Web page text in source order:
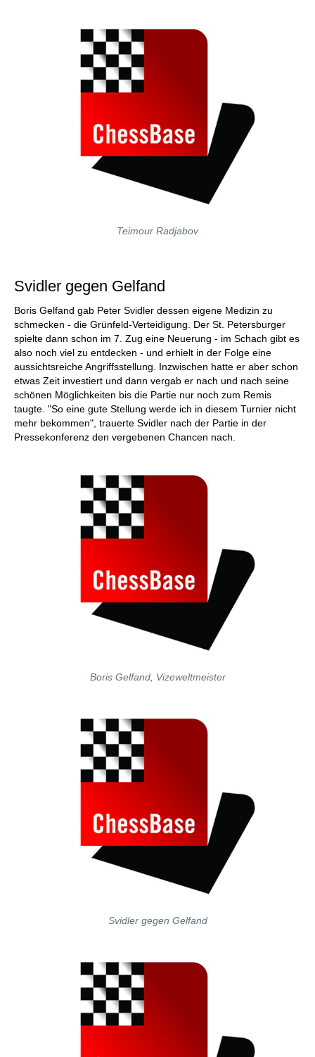
Teimour Radjabov
Svidler gegen Gelfand
Boris Gelfand gab Peter Svidler dessen eigene Medizin zu
schmecken - die Grünfeld-Verteidigung. Der St. Petersburger
spielte dann schon im 7. Zug eine Neuerung - im Schach gibt es
also noch viel zu entdecken - und erhielt in der Folge eine
aussichtsreiche Angriffsstellung. Inzwischen hatte er aber schon
etwas Zeit investiert und dann vergab er nach und nach seine
schönen Möglichkeiten bis die Partie nur noch zum Remis
taugte. "So eine gute Stellung werde ich in diesem Turnier nicht
mehr bekommen", trauerte Svidler nach der Partie in der
Pressekonferenz den vergebenen Chancen nach.
Boris Gelfand, Vizeweltmeister
Svidler gegen Gelfand